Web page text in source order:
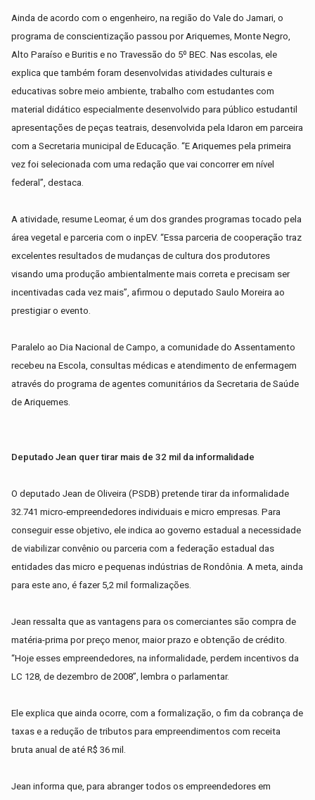
Ainda de acordo com o engenheiro, na região do Vale do Jamari, o
programa de conscientização passou por Ariquemes, Monte Negro,
Alto Paraíso e Buritis e no Travessão do 5º BEC. Nas escolas, ele
explica que também foram desenvolvidas atividades culturais e
educativas sobre meio ambiente, trabalho com estudantes com
material didático especialmente desenvolvido para público estudantil
apresentações de peças teatrais, desenvolvida pela Idaron em parceira
com a Secretaria municipal de Educação. “E Ariquemes pela primeira
vez foi selecionada com uma redação que vai concorrer em nível
federal”, destaca.
A atividade, resume Leomar, é um dos grandes programas tocado pela
área vegetal e parceria com o inpEV. “Essa parceria de cooperação traz
excelentes resultados de mudanças de cultura dos produtores
visando uma produção ambientalmente mais correta e precisam ser
incentivadas cada vez mais”, afirmou o deputado Saulo Moreira ao
prestigiar o evento.
Paralelo ao Dia Nacional de Campo, a comunidade do Assentamento
recebeu na Escola, consultas médicas e atendimento de enfermagem
através do programa de agentes comunitários da Secretaria de Saúde
de Ariquemes.
Deputado Jean quer tirar mais de 32 mil da informalidade
O deputado Jean de Oliveira (PSDB) pretende tirar da informalidade
32.741 micro-empreendedores individuais e micro empresas. Para
conseguir esse objetivo, ele indica ao governo estadual a necessidade
de viabilizar convênio ou parceria com a federação estadual das
entidades das micro e pequenas indústrias de Rondônia. A meta, ainda
para este ano, é fazer 5,2 mil formalizações.
Jean ressalta que as vantagens para os comerciantes são compra de
matéria-prima por preço menor, maior prazo e obtenção de crédito.
“Hoje esses empreendedores, na informalidade, perdem incentivos da
LC 128, de dezembro de 2008”, lembra o parlamentar.
Ele explica que ainda ocorre, com a formalização, o fim da cobrança de
taxas e a redução de tributos para empreendimentos com receita
bruta anual de até R$ 36 mil.
Jean informa que, para abranger todos os empreendedores em